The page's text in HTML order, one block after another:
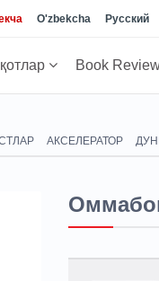
O'zbekcha Русский
Book
АКСЕЛЕРАТОР